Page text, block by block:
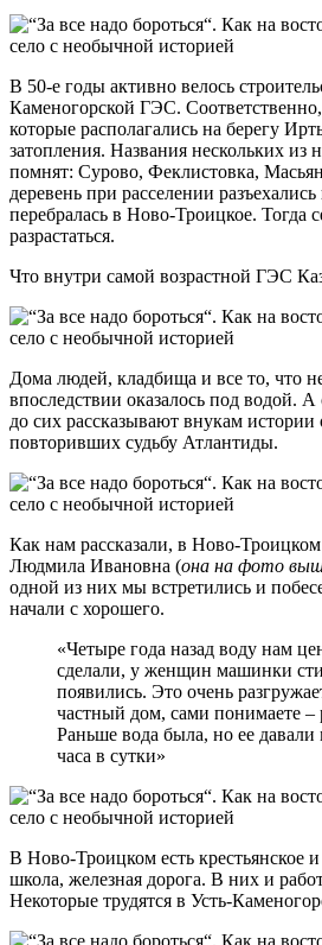
В 50-е годы активно велось
Каменогорской ГЭС.
которые располагались на берегу
затопления. Названия нескольких
помнят: Сурово, Феклистовка,
деревень при расселении
перебралась в Ново-Троицкое. Тогда
разрастаться.
Что внутри самой возрастной ГЭС
Дома людей, кладбища и все то, что
впоследствии оказалось под водой.
до сих рассказывают внукам истории
повторивших судьбу Атлантиды.
Как нам рассказали, в Ново-
Людмила Ивановна (она на фото
одной из них мы встретились и
начали с хорошего.
«Четыре года назад воду нам
сделали, у женщин машинки
появились. Это очень
частный дом, сами понимаете –
Раньше вода была, но ее
часа в сутки»
В Ново-Троицком есть крестьянское и
школа, железная дорога. В них и
Некоторые трудятся в Усть-